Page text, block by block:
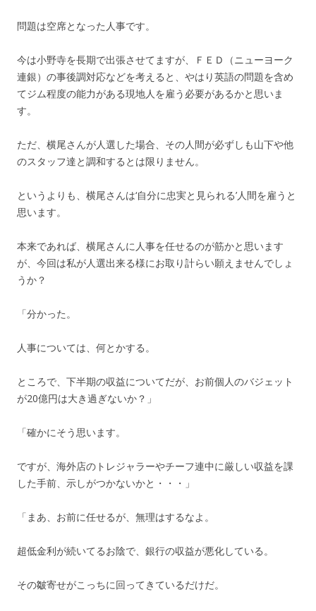
問題は空席となった人事です。
今は小野寺を長期で出張させてますが、ＦＥＤ（ニューヨーク
連銀）の事後調対応などを考えると、やはり英語の問題を含め
てジム程度の能力がある現地人を雇う必要があるかと思いま
す。
ただ、横尾さんが人選した場合、その人間が必ずしも山下や他
のスタッフ達と調和するとは限りません。
というよりも、横尾さんは‘自分に忠実と見られる’人間を雇うと
思います。
本来であれば、横尾さんに人事を任せるのが筋かと思います
が、今回は私が人選出来る様にお取り計らい願えませんでしょ
うか？
「分かった。
人事については、何とかする。
ところで、下半期の収益についてだが、お前個人のバジェット
が20億円は大き過ぎないか？」
「確かにそう思います。
ですが、海外店のトレジャラーやチーフ連中に厳しい収益を課
した手前、示しがつかないかと・・・」
「まあ、お前に任せるが、無理はするなよ。
超低金利が続いてるお陰で、銀行の収益が悪化している。
その皺寄せがこっちに回ってきているだけだ。